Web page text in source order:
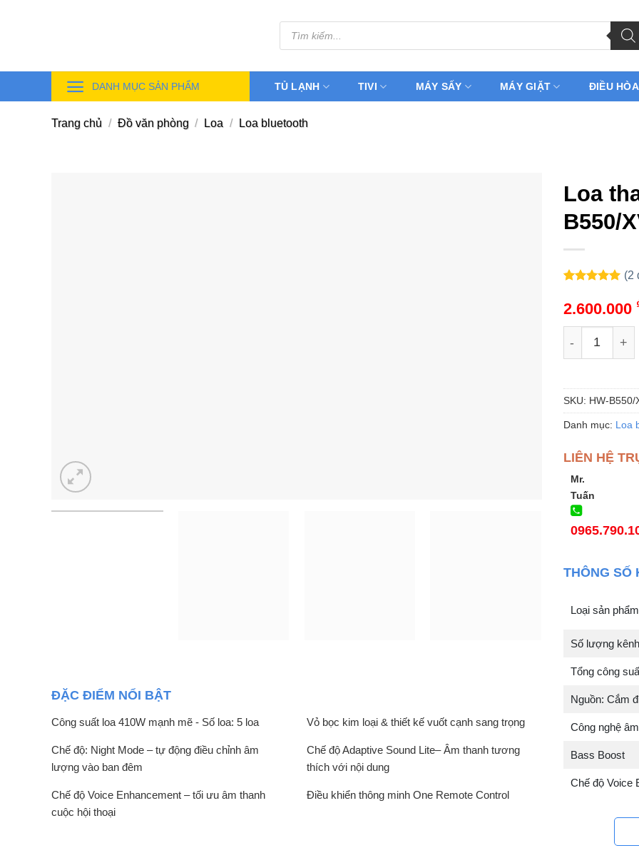
Tìm
kiếm
sản
DANH MỤC SẢN PHẨM TỦ LẠNH TIVI MÁY SẤY MÁY GIẶT ĐIỀU HÒA
Trang chủ / Đồ văn phòng / Loa / Loa bluetooth
ĐẶC ĐIỂM NỔI BẬT
Công suất loa 410W mạnh mẽ - Số loa: 5 loa Vỏ bọc kim loại & thiết kế vuốt cạnh sang trọng
Chế độ: Night Mode – tự động điều chỉnh âm
lượng vào ban đêm
Chế độ Adaptive Sound Lite– Âm thanh tương
thích với nội dung
Chế độ Voice Enhancement – tối ưu âm thanh
cuộc hội thoại
Điều khiển thông minh One Remote Control
Loa
B550/
dựa trên
đánh giá
(2
2.600.000
Loa thanh
SKU: HW-B550/
Danh mục: Loa
LIÊN HỆ
Mr.
Tuấn
THÔNG SỐ
Loại sản
Số lượng
Tổng công
Nguồn: Cắm
Công nghệ
Bass Boost
Chế độ Voice